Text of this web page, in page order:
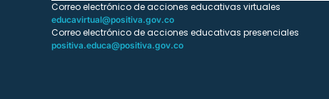
Correo electrónico de acciones educativas virtuales
educavirtual@positiva.gov.co
Correo electrónico de acciones educativas presenciales
positiva.educa@positiva.gov.co